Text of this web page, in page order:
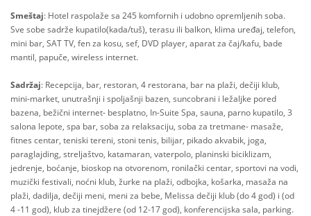
Smeštaj: Hotel raspolaže sa 245 komfornih i udobno opremljenih soba.
Sve sobe sadrže kupatilo(kada/tuš), terasu ili balkon, klima uređaj, telefon,
mini bar, SAT TV, fen za kosu, sef, DVD player, aparat za čaj/kafu, bade
mantil, papuče, wireless internet.
Sadržaj: Recepcija, bar, restoran, 4 restorana, bar na plaži, dečiji klub,
mini-market, unutrašnji i spoljašnji bazen, suncobrani i ležaljke pored
bazena, bežični internet- besplatno, In-Suite Spa, sauna, parno kupatilo, 3
salona lepote, spa bar, soba za relaksaciju, soba za tretmane- masaže,
fitnes centar, teniski tereni, stoni tenis, bilijar, pikado akvabik, joga,
paraglajding, streljaštvo, katamaran, vaterpolo, planinski biciklizam,
jedrenje, boćanje, bioskop na otvorenom, ronilački centar, sportovi na vodi,
muzički festivali, noćni klub, žurke na plaži, odbojka, košarka, masaža na
plaži, dadilja, dečiji meni, meni za bebe, Melissa dečiji klub (do 4 god) i (od
4 -11 god), klub za tinejdžere (od 12-17 god), konferencijska sala, parking.